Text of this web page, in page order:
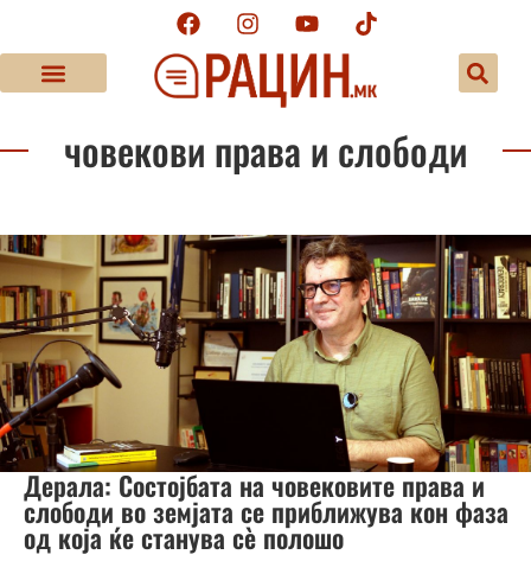
човекови права и слободи
Дерала: Состојбата на човековите права и
слободи во земјата се приближува кон фаза
од која ќе станува сѐ полошо